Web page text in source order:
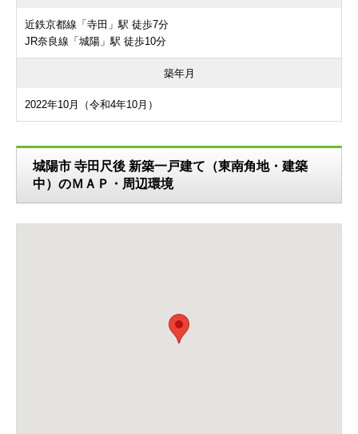
近鉄京都線「寺田」駅 徒歩7分
JR奈良線「城陽」駅 徒歩10分
築年月
2022年10月（令和4年10月）
城陽市 寺田尺後 新築一戸建て（東南角地・建築
中）のＭＡＰ・周辺環境